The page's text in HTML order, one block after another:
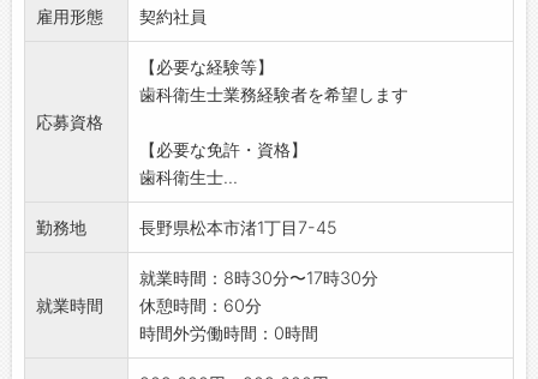
化器外科等)を
受ける患者に対し、術前の除菌・清掃や術後
の管理を徹底.術
後感染症(SSI)のリスク軽減や、早期の経口摂
える「安全管理の要」としての役割を担いま
す。
・有病者の歯科治療補助:
・歯科保健指導
んの健康寿命延
伸に貢献するやりがいのある業務です。
変更範囲:法人の定める業務
雇用形態 契約社員
応募資格
【必要な経験等】
歯科衛生士業務経験者を希望します
【必要な免許・資格】
歯科衛生士...
勤務地 長野県松本市渚1丁目7-45
就業時間
就業時間：8時30分〜17時30分
休憩時間：60分
時間外労働時間：0時間